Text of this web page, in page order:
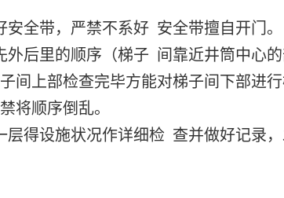
安全带，严禁不系好 安全带擅自开门
外后里的顺序（梯子 间靠近井筒中心
间上部检查完毕方能对梯子间下部进
将顺序倒乱。
得设施状况作详细检 查并做好记录